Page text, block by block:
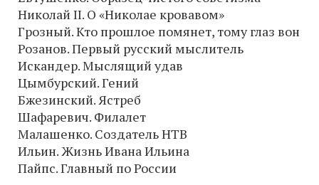
Николай ІІ. О «Николае кровавом»
Грозный. Кто прошлое помянет, тому глаз вон
Розанов. Первый русский мыслитель
Искандер. Мыслящий удав
Цымбурский. Гений
Бжезинский. Ястреб
Шафаревич. Филалет
Малашенко. Создатель НТВ
Ильин. Жизнь Ивана Ильина
Пайпс. Главный по России